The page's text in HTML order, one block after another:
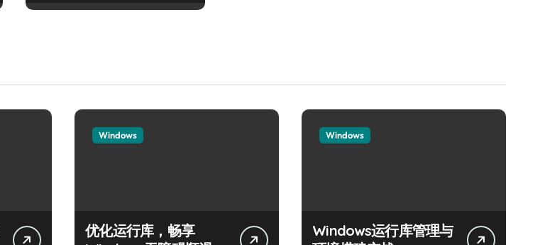
Windows
优化运行库，畅享
Windows
Windows运行库管理与